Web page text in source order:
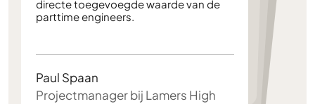
directe toegevoegde waarde van de
parttime engineers.
Paul Spaan
Projectmanager bij Lamers High
service
HR adviseur HANOS
gebleken: de studenten waren zeer snel up and running
Head of Logistics ALSO
Lieske van der Waals